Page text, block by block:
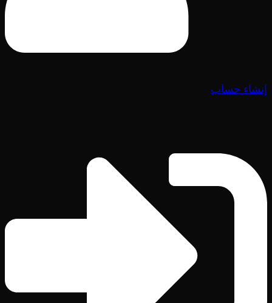
إنشاء حساب